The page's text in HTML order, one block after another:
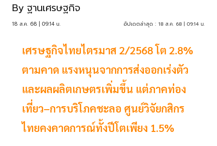
By ฐานเศรษฐกิจ
18 ส.ค. 68 | 09:14 น. อัปเดตล่าสุด : 18 ส.ค. 68 | 09:14 น.
เศรษฐกิจไทยไตรมาส 2/2568 โต 2.8%
ตามคาด แรงหนุนจากการส่งออกเร่งตัว
และผลผลิตเกษตรเพิ่มขึ้น แต่ภาคท่อง
เที่ยว–การบริโภคชะลอ ศูนย์วิจัยกสิกร
ไทยคงคาดการณ์ทั้งปีโตเพียง 1.5%